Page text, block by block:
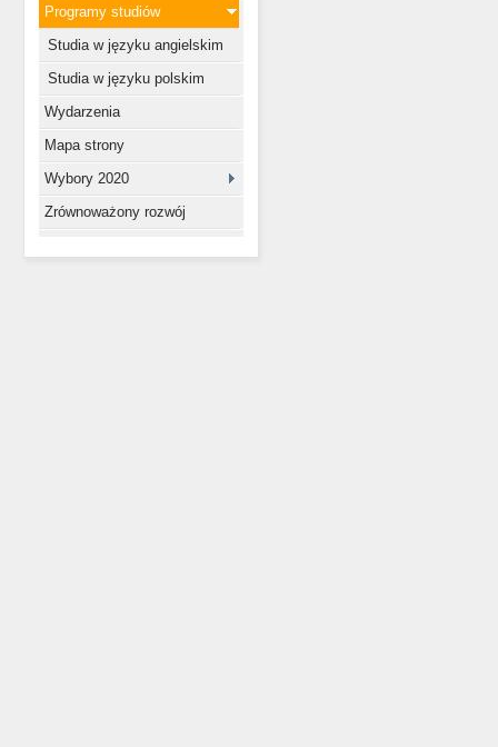
Programy studiów
Studia w języku angielskim
Studia w języku polskim
Wydarzenia
Mapa strony
Wybory 2020
Zrównoważony rozwój